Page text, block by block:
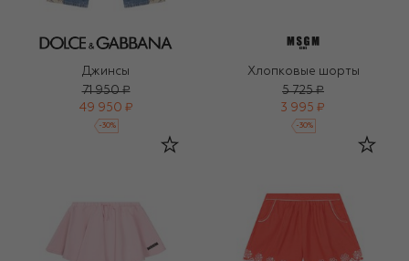
Джинсы
71 950 ₽
49 950 ₽
-30%
Хлопковые шорты
5 725 ₽
3 995 ₽
-30%